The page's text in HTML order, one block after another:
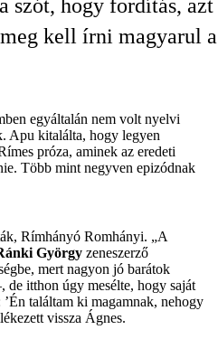
szót, hogy fordítás, azt
kell írni magyarul a
egyáltalán nem volt nyelvi
Apu kitalálta, hogy legyen
próza, aminek az eredeti
Több mint negyven epizódnak
Rímhányó Romhányi. „A
György zeneszerző
mert nagyon jó barátok
de itthon úgy mesélte, hogy saját
’Én találtam ki magamnak, nehogy
vissza Ágnes.